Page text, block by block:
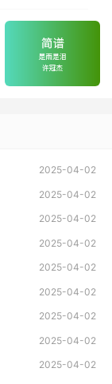
2025-04-02
2025-04-02
2025-04-02
2025-04-02
2025-04-02
2025-04-02
2025-04-02
2025-04-02
2025-04-02